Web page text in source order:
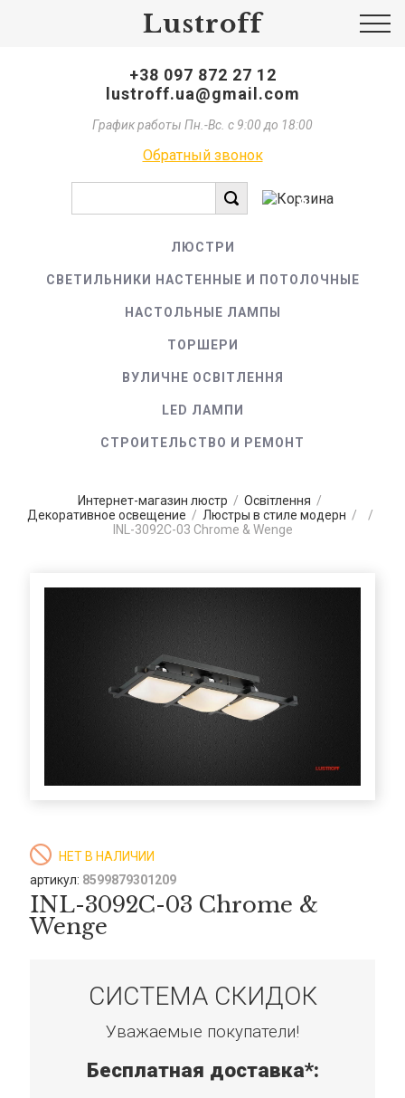
Lustroff
+38 097 872 27 12
lustroff.ua@gmail.com
График работы Пн.-Вс. с 9:00 до 18:00
Обратный звонок
0
ЛЮСТРИ
СВЕТИЛЬНИКИ НАСТЕННЫЕ И ПОТОЛОЧНЫЕ
НАСТОЛЬНЫЕ ЛАМПЫ
ТОРШЕРИ
ВУЛИЧНЕ ОСВІТЛЕННЯ
LED ЛАМПИ
СТРОИТЕЛЬСТВО И РЕМОНТ
Интернет-магазин люстр / Освітлення /
Декоративное освещение / Люстры в стиле модерн /
/
INL-3092C-03 Chrome & Wenge
НЕТ В НАЛИЧИИ
артикул: 8599879301209
INL-3092C-03 Chrome &
Wenge
СИСТЕМА СКИДОК
Уважаемые покупатели!
Бесплатная доставка*: